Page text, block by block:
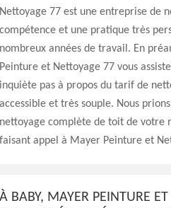
Nettoyage 77 est une entreprise de
compétence et une pratique très
nombreux années de travail. En
Peinture et Nettoyage 77 vous
inquiète pas à propos du tarif de
accessible et très souple. Nous
nettoyage complète de toit de votre
faisant appel à Mayer Peinture et
À BABY, MAYER PEINTURE